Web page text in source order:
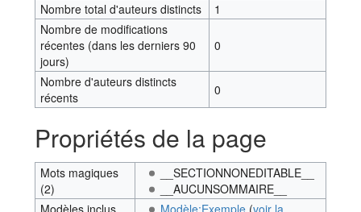
Nombre total d'auteurs distincts
1
Nombre de modifications
récentes (dans les derniers 90
jours)
0
Nombre d'auteurs distincts
récents
0
Propriétés de la page
Mots magiques
(2)
__SECTIONNONEDITABLE__
__AUCUNSOMMAIRE__